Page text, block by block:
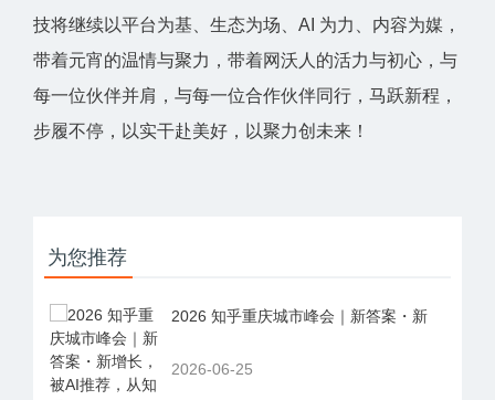
技将继续以平台为基、生态为场、AI 为力、内容为媒，
带着元宵的温情与聚力，带着网沃人的活力与初心，与
每一位伙伴并肩，与每一位合作伙伴同行，马跃新程，
步履不停，以实干赴美好，以聚力创未来！
为您推荐
2026 知乎重庆城市峰会｜新答案・新
2026-06-25